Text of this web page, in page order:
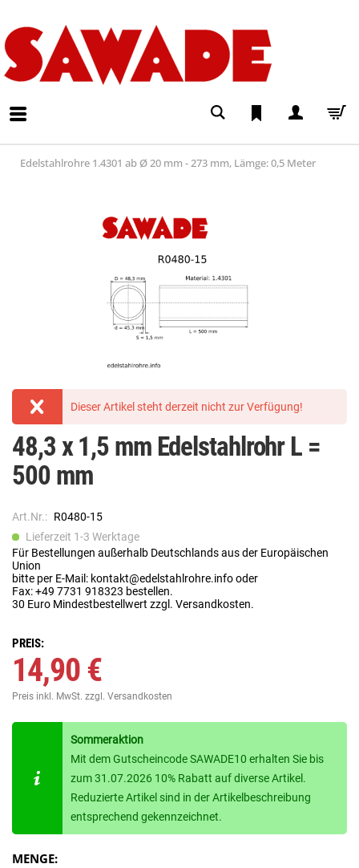
Edelstahlrohre 1.4301 ab Ø 20 mm - 273 mm, Lämge: 0,5 Meter
Dieser Artikel steht derzeit nicht zur Verfügung!
48,3 x 1,5 mm Edelstahlrohr L =
500 mm
Art.Nr.: R0480-15
Lieferzeit 1-3 Werktage
Für Bestellungen außerhalb Deutschlands aus der Europäischen
Union
bitte per E-Mail: kontakt@edelstahlrohre.info oder
Fax: +49 7731 918323 bestellen.
30 Euro Mindestbestellwert zzgl. Versandkosten.
PREIS:
14,90 €
Preis inkl. MwSt. zzgl. Versandkosten
Sommeraktion
Mit dem Gutscheincode SAWADE10 erhalten Sie bis
zum 31.07.2026 10% Rabatt auf diverse Artikel.
Reduzierte Artikel sind in der Artikelbeschreibung
entsprechend gekennzeichnet.
MENGE: